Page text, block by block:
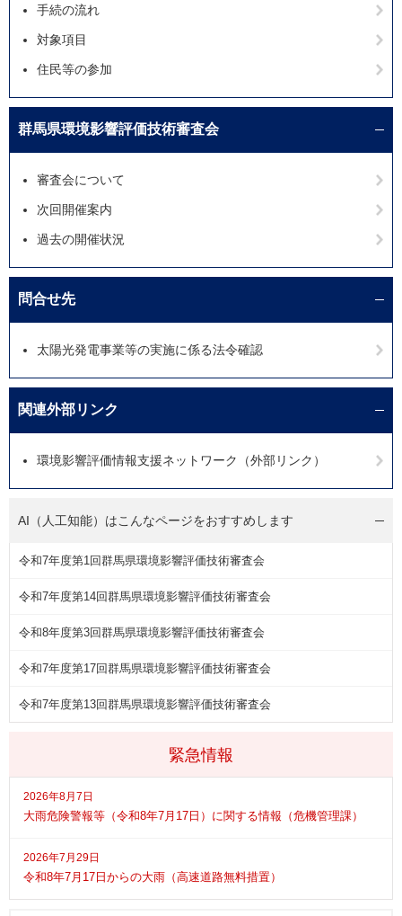
緊急情報
2026年8月7日
大雨危険警報等（令和8年7月17日）に関する情報（危機管理課）
2026年7月29日
令和8年7月17日からの大雨（高速道路無料措置）
手続の流れ
対象項目
住民等の参加
群馬県環境影響評価技術審査会
審査会について
次回開催案内
過去の開催状況
問合せ先
太陽光発電事業等の実施に係る法令確認
関連外部リンク
環境影響評価情報支援ネットワーク（外部リンク）
AI（人工知能）はこんなページをおすすめします
令和7年度第1回群馬県環境影響評価技術審査会
令和7年度第14回群馬県環境影響評価技術審査会
令和8年度第3回群馬県環境影響評価技術審査会
令和7年度第17回群馬県環境影響評価技術審査会
令和7年度第13回群馬県環境影響評価技術審査会